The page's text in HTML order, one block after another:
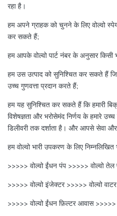
रहा है।
हम अपने ग्राहक को चुनने के लिए वोल्वो
कर सकते हैं;
हम आपके वोल्वो पार्ट नंबर के अनुसार
हम उस उत्पाद को सुनिश्चित कर सकते हैं
उच्च गुणवत्ता प्रदान करते हैं;
हम यह सुनिश्चित कर सकते हैं कि हमारी
विशेषज्ञता और भरोसेमंद निर्णय के हमारे
डिलीवरी तक दर्शाता है। और आपसे सेवा
हम वोल्वो भारी उपकरण के लिए
>>>>> वोल्वो ईंधन पंप >>>>> वोल्वो तेल
>>>>> वोल्वो इंजेक्टर >>>>> वोल्वो
>>>>> वोल्वो ईंधन फ़िल्टर आवास >>>>>